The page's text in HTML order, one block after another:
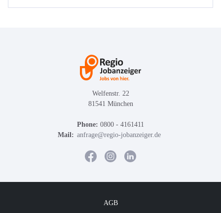
Welfenstr. 22
81541 München
Phone: 0800 - 4161411
Mail: anfrage@regio-jobanzeiger.de
AGB